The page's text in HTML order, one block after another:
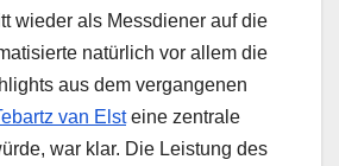
wieder als Messdiener auf die
natürlich vor allem die
aus dem vergangenen
van Elsteine zentrale
war klar. Die Leistung des